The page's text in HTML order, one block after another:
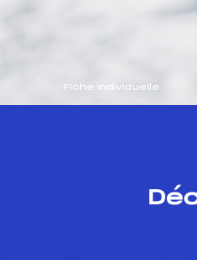
Fiche individuelle